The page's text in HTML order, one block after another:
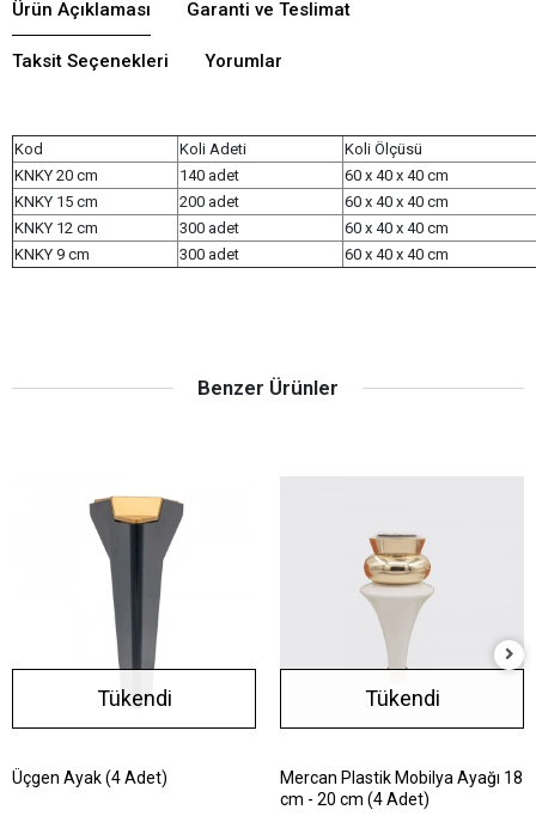
Ürün Açıklaması Garanti ve Teslimat
Taksit Seçenekleri Yorumlar
Kod Koli Adeti
Koli Ölçüsü
KNKY 20 cm
140 adet
60 x 40 x 40 cm
KNKY 15 cm
200 adet
60 x 40 x 40 cm
KNKY 12 cm
300 adet
60 x 40 x 40 cm
KNKY 9 cm
300 adet 60 x 40 x 40 cm
Benzer Ürünler
Tükendi
Üçgen Ayak (4 Adet)
Tükendi
Mercan Plastik Mobilya Ayağı 18
cm - 20 cm (4 Adet)